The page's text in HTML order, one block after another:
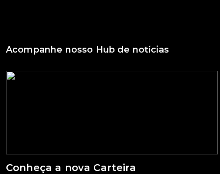
Acompanhe nosso Hub de notícias
Conheça a nova Carteira